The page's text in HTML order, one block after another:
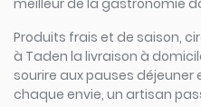
meilleur de la gastronomie
Produits frais et de saison,
à Taden la livraison à
sourire aux pauses déjeuner
chaque envie, un artisan